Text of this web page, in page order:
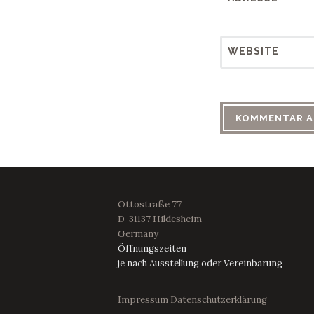
WEBSITE
Ottostraße 77
D-31137 Hildesheim
Germany
Öffnungszeiten
je nach Ausstellung oder Vereinbarung
Impressum Datenschutzerklärung